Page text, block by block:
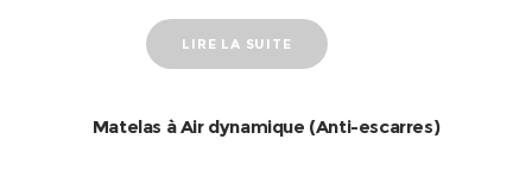
LIRE LA SUITE
Matelas à Air dynamique (Anti-escarres)